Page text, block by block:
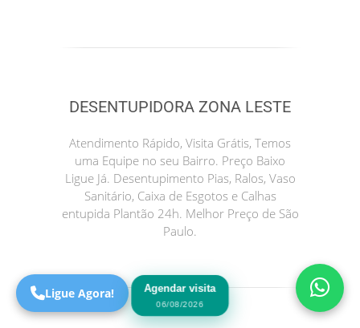
DESENTUPIDORA ZONA LESTE
Atendimento Rápido, Visita Grátis, Temos
uma Equipe no seu Bairro. Preço Baixo
Ligue Já. Desentupimento Pias, Ralos, Vaso
Sanitário, Caixa de Esgotos e Calhas
entupida Plantão 24h. Melhor Preço de São
Paulo.
Agendar visita
06/08/2026
Precisa de Ajuda?
Online
São Paulo! Precisa de
ajuda?
Ligue Agora!